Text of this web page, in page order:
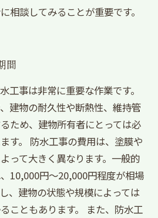
相談してみることが重要です。
間
工事は非常に重要な作業です。
建物の耐久性や断熱性、維持管
ため、建物所有者にとっては必
す。 防水工事の費用は、塗膜や
って大きく異なります。一般的
10,000円～20,000円程度が相場
、建物の状態や規模によっては
こともあります。 また、防水工